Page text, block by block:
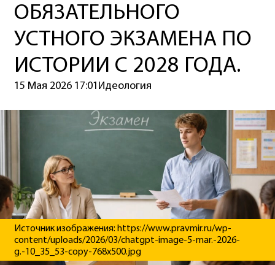
ОБЯЗАТЕЛЬНОГО
УСТНОГО ЭКЗАМЕНА ПО
ИСТОРИИ С 2028 ГОДА.
15 Мая 2026 17:01 Идеология
Источник изображения: https://www.pravmir.ru/wp-
content/uploads/2026/03/chatgpt-image-5-mar.-2026-
g.-10_35_53-copy-768x500.jpg